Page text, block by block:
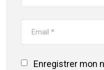
Enregistrer mon